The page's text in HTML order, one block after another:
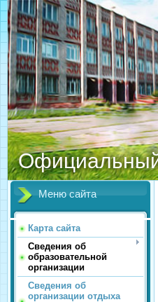
Меню сайта
Карта сайта
Сведения об
образовательной
организации
Сведения об
организации отдыха